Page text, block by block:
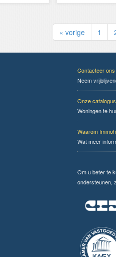
« vorige 1
Contacteer ons
Neem
Onze catalogus
Woningen te
Waarom
Wat meer
Om u beter te
ondersteunen,